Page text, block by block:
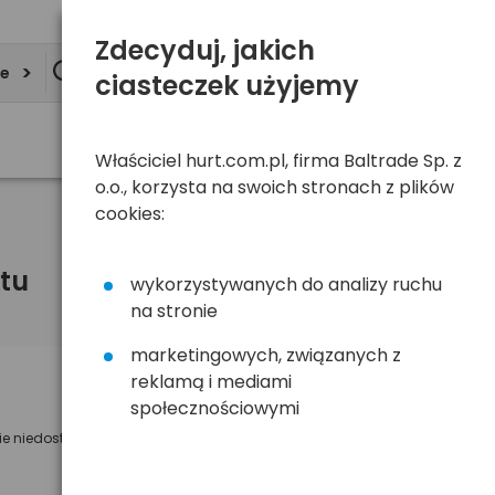
niedostępny
Powiadom mnie o dostępności
Zdecyduj, jakich
ciasteczek użyjemy
Właściciel hurt.com.pl, firma Baltrade Sp. z
o.o., korzysta na swoich stronach z plików
cookies:
wykorzystywanych do analizy ruchu
na stronie
marketingowych, związanych z
reklamą i mediami
społecznościowymi